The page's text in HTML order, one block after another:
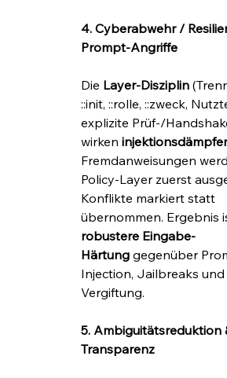
4. Cyberabwehr /
Prompt-Angriffe
Die Layer-Disziplin
::init, ::rolle, ::zweck,
explizite Prüf-/
wirken
Fremdanweisungen
Policy-Layer zuerst
Konflikte markiert statt
übernommen. Ergebnis
robustere Eingabe-
Härtung gegenüber
Injection, Jailbreaks
Vergiftung.
5. Ambiguitätsreduktion
Transparenz